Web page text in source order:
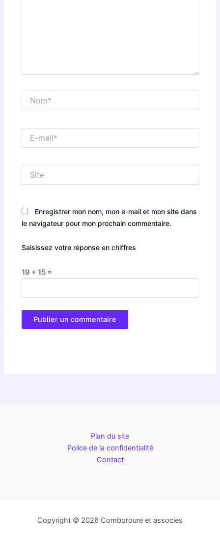
mail*
Enregistrer mon nom, mon e-mail et mon site dans
le navigateur pour mon prochain commentaire.
Saisissez votre réponse en chiffres
19 + 15 =
Plan du site
Police de la confidentialité
Contact
Copyright © 2026 Comboroure et associes